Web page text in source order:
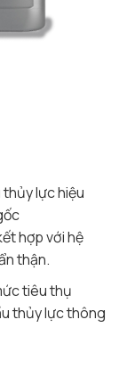
lực hiệu
hợp với hệ
thận.
tiêu thụ
thủy lực thông